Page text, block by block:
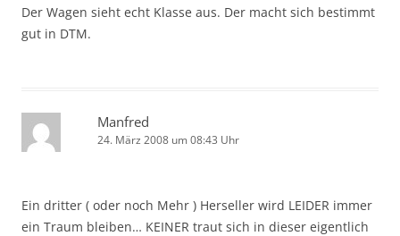
Der Wagen sieht echt Klasse aus. Der macht sich bestimmt
gut in DTM.
Manfred
24. März 2008 um 08:43 Uhr
Ein dritter ( oder noch Mehr ) Herseller wird LEIDER immer
ein Traum bleiben… KEINER traut sich in dieser eigentlich